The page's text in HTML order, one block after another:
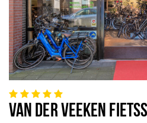
VAN DER VEEKEN